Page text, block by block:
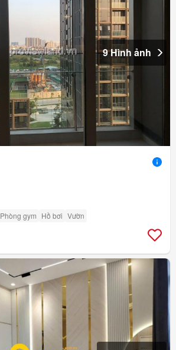
9 Hình ảnh
Phòng gym Hồ bơi Vườn